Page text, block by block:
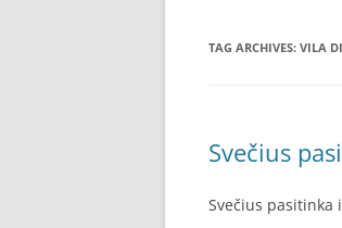
TAG ARCHIVES: VILA
Svečius
Svečius